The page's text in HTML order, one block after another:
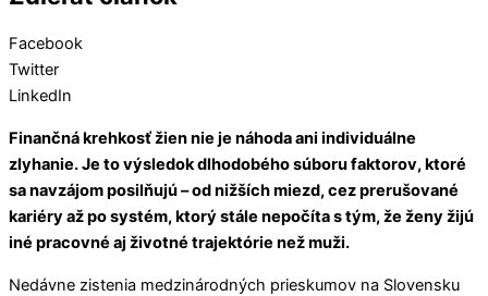
Facebook
Twitter
LinkedIn
Finančná krehkosť žien nie je náhoda ani individuálne
zlyhanie. Je to výsledok dlhodobého súboru faktorov, ktoré
sa navzájom posilňujú – od nižších miezd, cez prerušované
kariéry až po systém, ktorý stále nepočíta s tým, že ženy žijú
iné pracovné aj životné trajektórie než muži.
Nedávne zistenia medzinárodných prieskumov na Slovensku